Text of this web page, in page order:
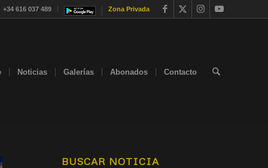
+34 616 037 489 Zona Privada
Noticias Galerías Abonados Contacto
BUSCAR NOTICIA